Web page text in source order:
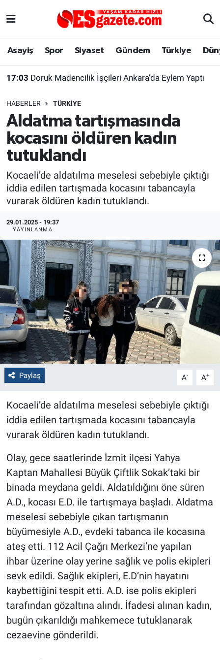
Asayiş Spor Siyaset Gündem Türkiye
17:03 Doruk Madencilik İşçileri Ankara’da Eylem Yaptı
HABERLER TÜRKIYE
Aldatma tartışmasında
kocasını öldüren kadın
tutuklandı
Kocaeli’de aldatılma meselesi sebebiyle çıktığı
iddia edilen tartışmada kocasını tabancayla
vurarak öldüren kadın tutuklandı.
29.01.2025 - 19:37
YAYINLANMA
Paylaş A- A+
Kocaeli’de aldatılma meselesi sebebiyle çıktığı
iddia edilen tartışmada kocasını tabancayla
vurarak öldüren kadın tutuklandı.
Olay, gece saatlerinde İzmit ilçesi Yahya
Kaptan Mahallesi Büyük Çiftlik Sokak’taki bir
binada meydana geldi. Aldatıldığını öne süren
A.D., kocası E.D. ile tartışmaya başladı. Aldatma
meselesi sebebiyle çıkan tartışmanın
büyümesiyle A.D., evdeki tabanca ile kocasına
ateş etti. 112 Acil Çağrı Merkezi’ne yapılan
ihbar üzerine olay yerine sağlık ve polis ekipleri
sevk edildi. Sağlık ekipleri, E.D’nin hayatını
kaybettiğini tespit etti. A.D. ise polis ekipleri
tarafından gözaltına alındı. İfadesi alınan kadın,
bugün çıkarıldığı mahkemece tutuklanarak
cezaevine gönderildi.
Asayiş
Gündem
Türkiye
Dünya
Sağlık
Yaşam
Eskişehirspor Arşivi
Eskişehir Arşivi
Röportaj
Ekonomi
Politika
Bilecik
Kütahya
Gezi
Genel
Çevre
Magazin
Bilim ve Teknoloji
Eskişehir Nöbetçi Eczaneler
Süper Lig Puan Durumu ve Fikstür
Tüm Manşetler
Son Dakika Haberleri
Haber Arşivi